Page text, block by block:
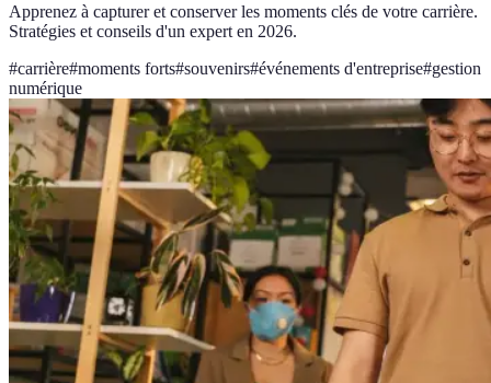
Apprenez à capturer et conserver les moments clés de votre carrière.
Stratégies et conseils d'un expert en 2026.
#carrière#moments forts#souvenirs#événements d'entreprise#gestion
numérique